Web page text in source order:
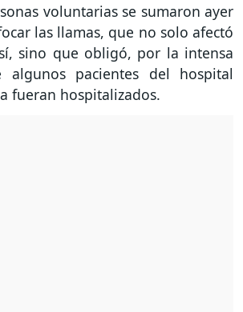
voluntarias se sumaron ayer
las llamas, que no solo afectó
sino que obligó, por la intensa
algunos pacientes del hospital
fueran hospitalizados.